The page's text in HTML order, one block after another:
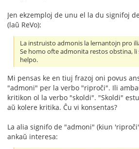
Jen ekzemploj de unu el la du signifoj
(laŭ ReVo):
La instruisto admonis la lernantojn pro
Se homo ofte admonita restos obstina, li
helpo.
Mi pensas ke en tiuj frazoj oni povus
"admoni" per la verbo "riproĉi". Ili
kritikon ol la verbo "skoldi". "Skoldi"
aŭ kolere kritika. Ĉu vi konsentas?
La alia signifo de "admoni" (kiun
ankaŭ interesa: